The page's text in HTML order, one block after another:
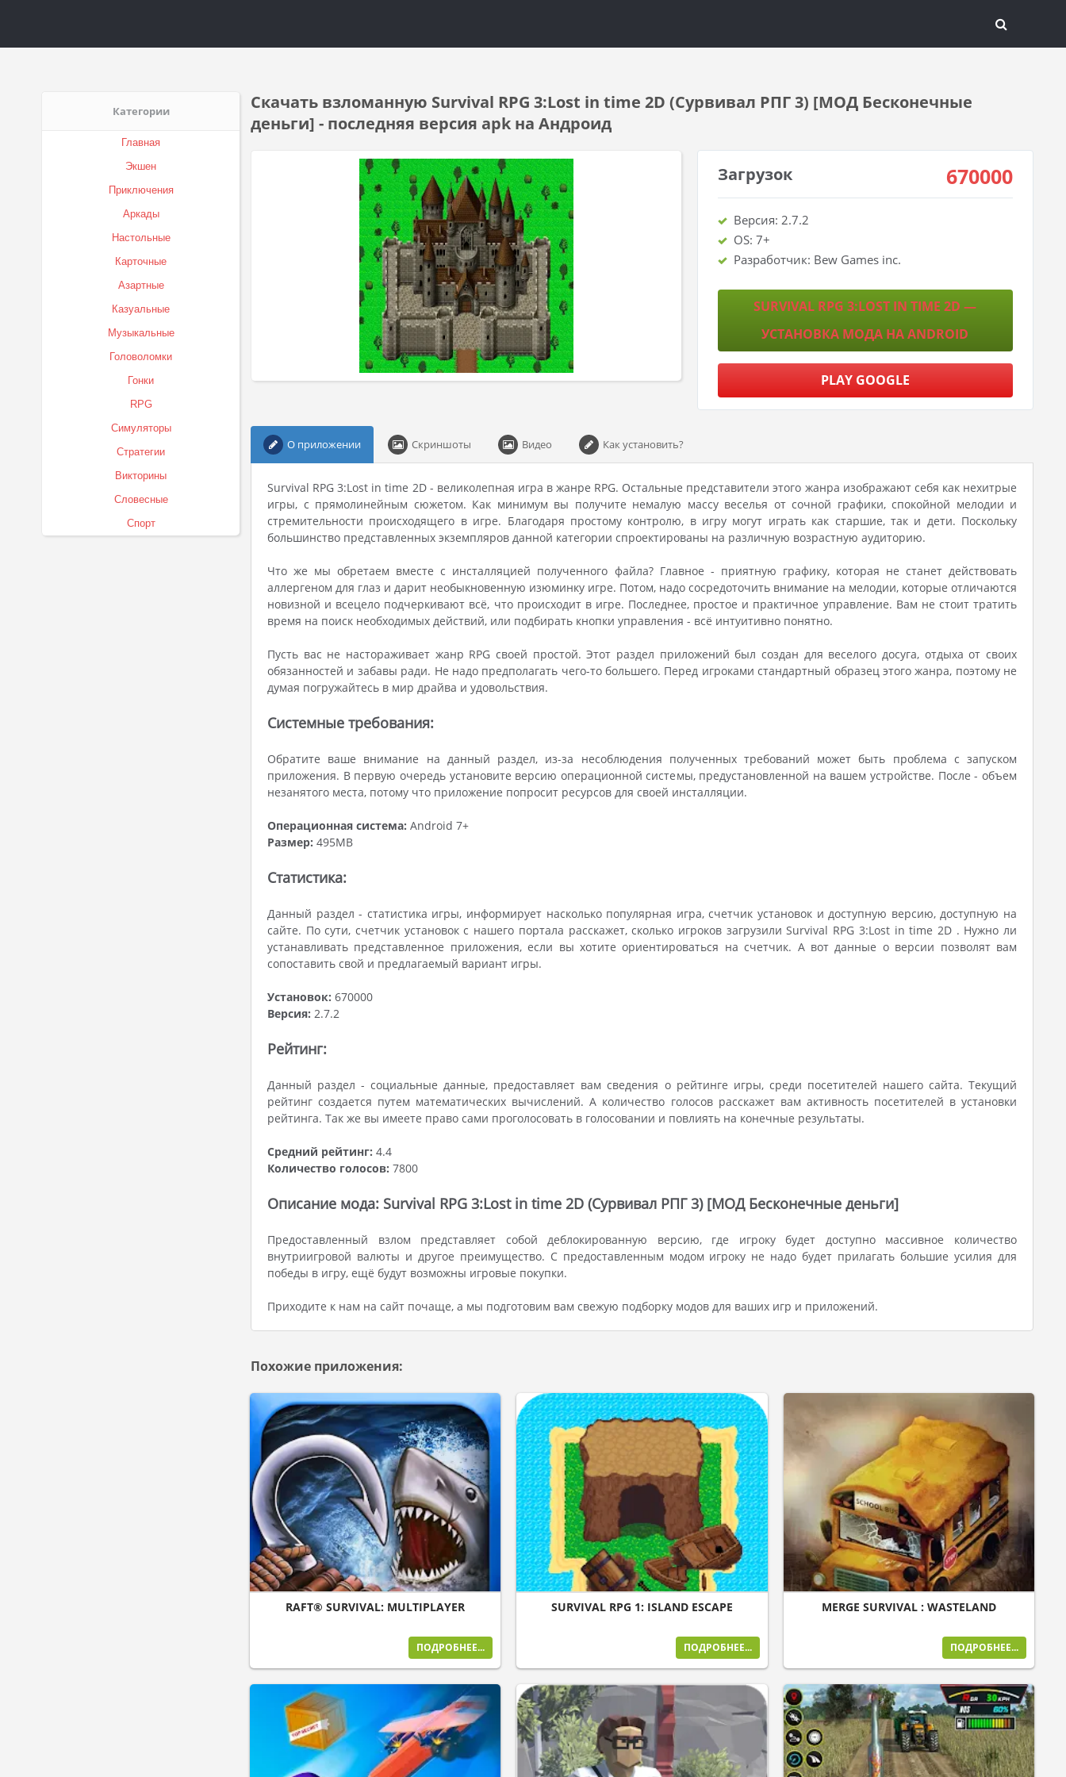
Категории
Главная
Экшен
Приключения
Аркады
Настольные
Карточные
Азартные
Казуальные
Музыкальные
Головоломки
Гонки
RPG
Симуляторы
Стратегии
Викторины
Словесные
Спорт
Скачать взломанную Survival RPG 3:Lost in time 2D (Сурвивал РПГ 3) [МОД Бесконечные
деньги] - последняя версия apk на Андроид
Загрузок 670000
Версия: 2.7.2
OS: 7+
Разработчик: Bew Games inc.
SURVIVAL RPG 3:LOST IN TIME 2D —
УСТАНОВКА МОДА НА ANDROID
PLAY GOOGLE
О приложении Скриншоты Видео Как установить?
Survival RPG 3:Lost in time 2D - великолепная игра в жанре RPG. Остальные представители этого жанра изображают себя как нехитрые
игры, с прямолинейным сюжетом. Как минимум вы получите немалую массу веселья от сочной графики, спокойной мелодии и
стремительности происходящего в игре. Благодаря простому контролю, в игру могут играть как старшие, так и дети. Поскольку
большинство представленных экземпляров данной категории спроектированы на различную возрастную аудиторию.
Что же мы обретаем вместе с инсталляцией полученного файла? Главное - приятную графику, которая не станет действовать
аллергеном для глаз и дарит необыкновенную изюминку игре. Потом, надо сосредоточить внимание на мелодии, которые отличаются
новизной и всецело подчеркивают всё, что происходит в игре. Последнее, простое и практичное управление. Вам не стоит тратить
время на поиск необходимых действий, или подбирать кнопки управления - всё интуитивно понятно.
Пусть вас не настораживает жанр RPG своей простой. Этот раздел приложений был создан для веселого досуга, отдыха от своих
обязанностей и забавы ради. Не надо предполагать чего-то большего. Перед игроками стандартный образец этого жанра, поэтому не
думая погружайтесь в мир драйва и удовольствия.
Системные требования:
Обратите ваше внимание на данный раздел, из-за несоблюдения полученных требований может быть проблема с запуском
приложения. В первую очередь установите версию операционной системы, предустановленной на вашем устройстве. После - объем
незанятого места, потому что приложение попросит ресурсов для своей инсталляции.
Операционная система: Android 7+
Размер: 495MB
Статистика:
Данный раздел - статистика игры, информирует насколько популярная игра, счетчик установок и доступную версию, доступную на
сайте. По сути, счетчик установок с нашего портала расскажет, сколько игроков загрузили Survival RPG 3:Lost in time 2D . Нужно ли
устанавливать представленное приложения, если вы хотите ориентироваться на счетчик. А вот данные о версии позволят вам
сопоставить свой и предлагаемый вариант игры.
Установок: 670000
Версия: 2.7.2
Рейтинг:
Данный раздел - социальные данные, предоставляет вам сведения о рейтинге игры, среди посетителей нашего сайта. Текущий
рейтинг создается путем математических вычислений. А количество голосов расскажет вам активность посетителей в установки
рейтинга. Так же вы имеете право сами проголосовать в голосовании и повлиять на конечные результаты.
Средний рейтинг: 4.4
Количество голосов: 7800
Описание мода: Survival RPG 3:Lost in time 2D (Сурвивал РПГ 3) [МОД Бесконечные деньги]
Предоставленный взлом представляет собой деблокированную версию, где игроку будет доступно массивное количество
внутриигровой валюты и другое преимущество. С предоставленным модом игроку не надо будет прилагать большие усилия для
победы в игру, ещё будут возможны игровые покупки.
Приходите к нам на сайт почаще, а мы подготовим вам свежую подборку модов для ваших игр и приложений.
Похожие приложения:
RAFT® SURVIVAL: MULTIPLAYER
ПОДРОБНЕЕ...
SURVIVAL RPG 1: ISLAND ESCAPE
ПОДРОБНЕЕ...
MERGE SURVIVAL : WASTELAND
ПОДРОБНЕЕ...